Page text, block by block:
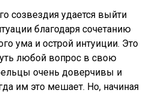
созвездия удается выйти
благодаря сочетанию
ума и острой интуиции. Это
любой вопрос в свою
очень доверчивы и
им это мешает. Но, начиная